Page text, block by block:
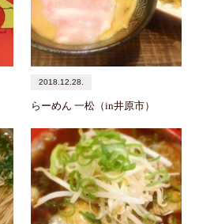
2018.12.28.
らーめん 一松（in井原市）